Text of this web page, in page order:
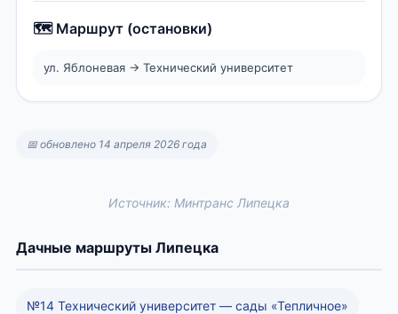
🗺️ Маршрут (остановки)
ул. Яблоневая → Технический университет
📅 обновлено 14 апреля 2026 года
Источник: Минтранс Липецка
Дачные маршруты Липецка
№14 Технический университет — сады «Тепличное»